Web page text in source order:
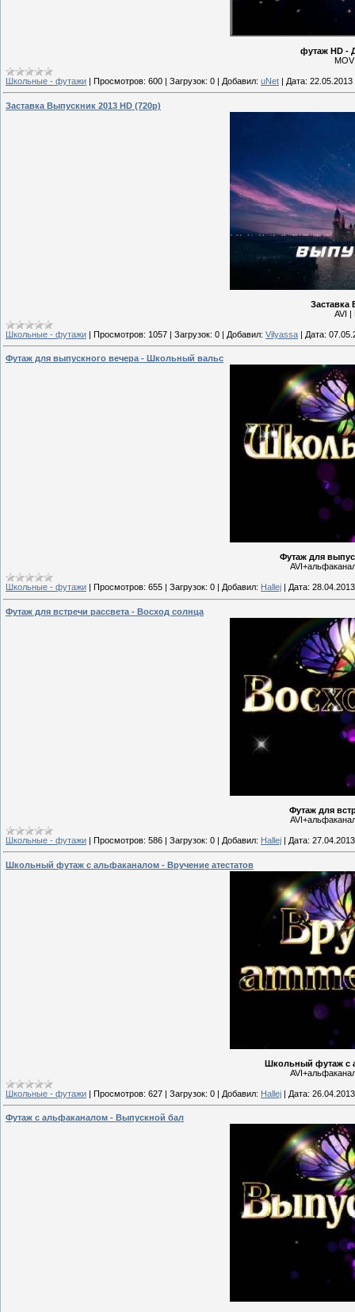
футаж HD -
Школьные - футажи | Просмотров: 600 | Загрузок: 0 | Добавил: uNet | Дата: 22.05.2013
Заставка Выпускник 2013 HD (720p)
Заставка
AVI |
Школьные - футажи | Просмотров: 1057 | Загрузок: 0 | Добавил: Vilyassa | Дата:
Футаж для выпускного вечера - Школьный вальс
Футаж для
Школьные - футажи Просмотров: 655 Загрузок: 0 Добавил: Hallej Дата: 28.04.2013
Футаж для встречи рассвета - Восход солнца
Футаж для
Школьные - футажи | Просмотров: 586 | Загрузок: 0 | Добавил: Hallej | Дата: 27.04.2013
Школьный футаж с альфаканалом - Вручение атестатов
Школьный футаж с
Школьные - футажи | Просмотров: 627 | Загрузок: 0 | Добавил: Hallej | Дата: 26.04.2013
Футаж с альфаканалом - Выпускной бал